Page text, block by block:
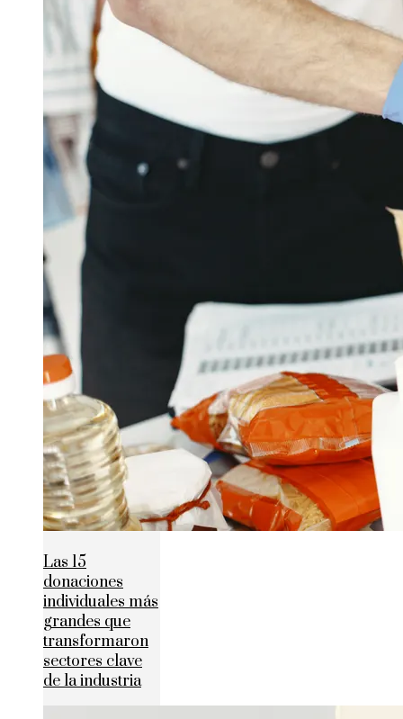
Las 15
donaciones
individuales más
grandes que
transformaron
sectores clave
de la industria